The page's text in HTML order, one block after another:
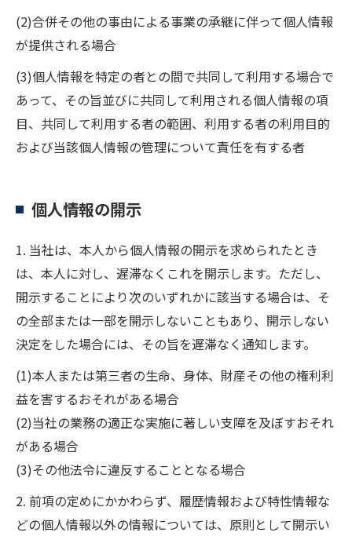
(2)合併その他の事由による事業の承継に伴って個人情報
が提供される場合
(3)個人情報を特定の者との間で共同して利用する場合で
あって、その旨並びに共同して利用される個人情報の項
目、共同して利用する者の範囲、利用する者の利用目的
および当該個人情報の管理について責任を有する者
個人情報の開示
1. 当社は、本人から個人情報の開示を求められたとき
は、本人に対し、遅滞なくこれを開示します。ただし、
開示することにより次のいずれかに該当する場合は、そ
の全部または一部を開示しないこともあり、開示しない
決定をした場合には、その旨を遅滞なく通知します。
(1)本人または第三者の生命、身体、財産その他の権利利
益を害するおそれがある場合
(2)当社の業務の適正な実施に著しい支障を及ぼすおそれ
がある場合
(3)その他法令に違反することとなる場合
2. 前項の定めにかかわらず、履歴情報および特性情報な
どの個人情報以外の情報については、原則として開示い